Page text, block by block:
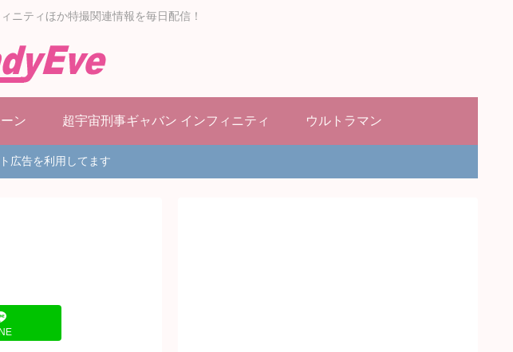
ニティほか特撮関連情報を毎日配信！
ン 超宇宙刑事ギャバン インフィニティ ウルトラマン
広告を利用してます